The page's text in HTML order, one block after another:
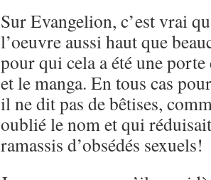
Sur Evangelion, c’est vrai
l’oeuvre aussi haut que
pour qui cela a été une porte
et le manga. En tous cas
il ne dit pas de bêtises,
oublié le nom et qui
ramassis d’obsédés sexuels!